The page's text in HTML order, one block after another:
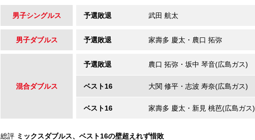
男子シングルス 予選敗退 武田 航太
男子ダブルス 予選敗退 家壽多 慶太 ・ 農口 拓弥
混合ダブルス
予選敗退 農口 拓弥 ・ 坂中 琴音(広島ガス)
ベスト16 大関 修平 ・ 志波 寿奈(広島ガス)
ベスト16 家壽多 慶太 ・ 新見 桃芭(広島ガス)
総評 ミックスダブルス、ベスト16の壁超えれず惜敗